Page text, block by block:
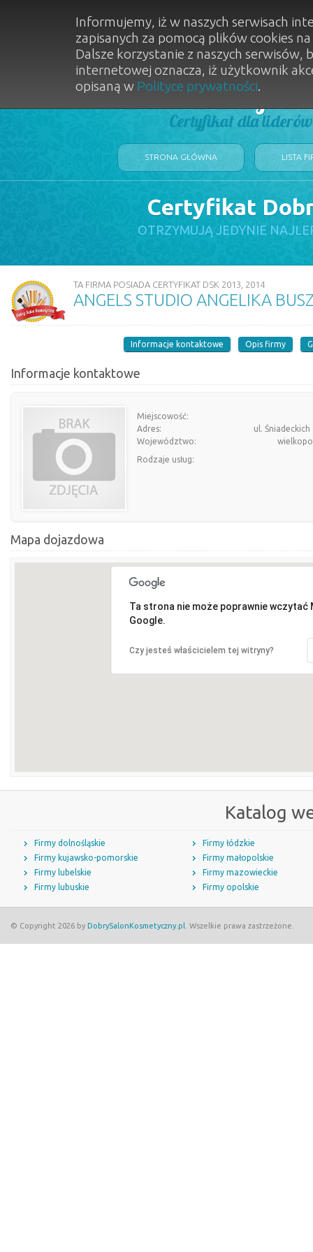
Dobry
Certyfikat dla
STRONA GŁÓWNA LISTA
Certyfikat
OTRZYMUJĄ JEDYNIE
TA FIRMA POSIADA CERTYFIKAT DSK 2013, 2014
ANGELS STUDIO ANGELIKA
Informacje kontaktowe Opis firmy
Informacje kontaktowe
Miejscowość:
Adres:
ul. Śniadeckich
Województwo:
Rodzaje usług:
Mapa dojazdowa
Ta strona nie może poprawnie wczytać
Google.
Czy jesteś właścicielem tej witryny?
Katalog
Firmy dolnośląskie
Firmy kujawsko-pomorskie
Firmy lubelskie
Firmy lubuskie
Firmy łódzkie
Firmy małopolskie
Firmy mazowieckie
Firmy opolskie
© Copyright 2026 by DobrySalonKosmetyczny.pl . Wszelkie prawa zastrzeżone.
Informujemy, iż w naszych serwisach
zapisanych za pomocą plików cookies
Dalsze korzystanie z naszych
internetowej oznacza, iż użytkownik
opisaną w Polityce prywatności.